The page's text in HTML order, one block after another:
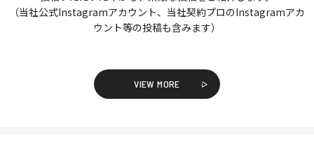
（当社公式Instagramアカウント、当社契約プロのInstagramアカ
ウント等の投稿も含みます）
VIEW MORE